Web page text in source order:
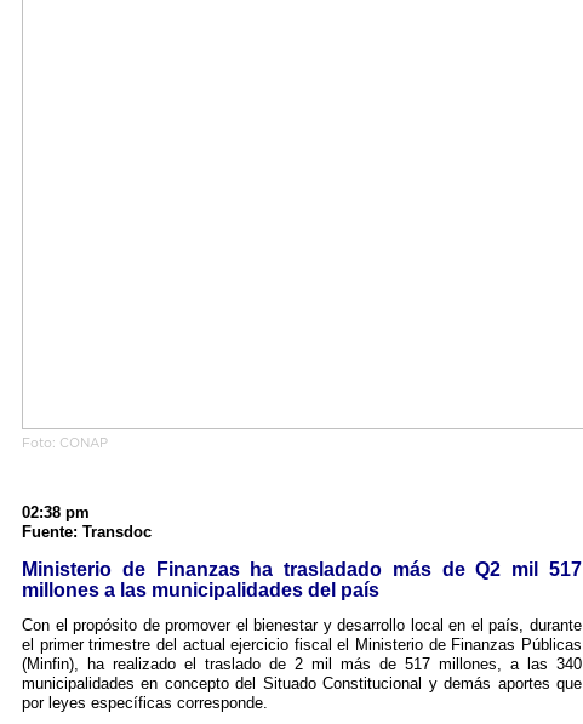
Foto: CONAP
02:38 pm
Fuente: Transdoc
Ministerio de Finanzas ha trasladado más de Q2 mil 517
millones a las municipalidades del país
Con el propósito de promover el bienestar y desarrollo local en el país, durante
el primer trimestre del actual ejercicio fiscal el Ministerio de Finanzas Públicas
(Minfin), ha realizado el traslado de 2 mil más de 517 millones, a las 340
municipalidades en concepto del Situado Constitucional y demás aportes que
por leyes específicas corresponde.